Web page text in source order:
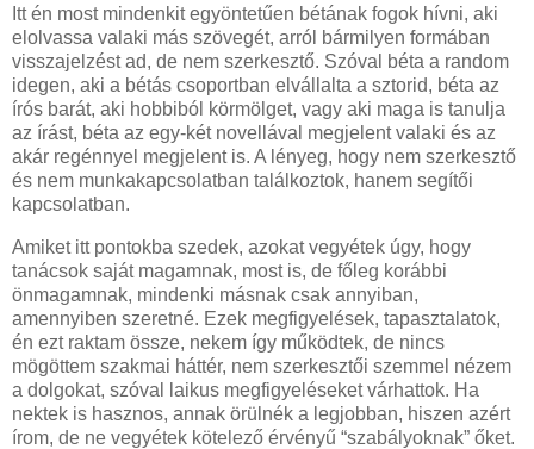
Itt én most mindenkit egyöntetűen bétának fogok hívni, aki
elolvassa valaki más szövegét, arról bármilyen formában
visszajelzést ad, de nem szerkesztő. Szóval béta a random
idegen, aki a bétás csoportban elvállalta a sztorid, béta az
írós barát, aki hobbiból körmölget, vagy aki maga is tanulja
az írást, béta az egy-két novellával megjelent valaki és az
akár regénnyel megjelent is. A lényeg, hogy nem szerkesztő
és nem munkakapcsolatban találkoztok, hanem segítői
kapcsolatban.
Amiket itt pontokba szedek, azokat vegyétek úgy, hogy
tanácsok saját magamnak, most is, de főleg korábbi
önmagamnak, mindenki másnak csak annyiban,
amennyiben szeretné. Ezek megfigyelések, tapasztalatok,
én ezt raktam össze, nekem így működtek, de nincs
mögöttem szakmai háttér, nem szerkesztői szemmel nézem
a dolgokat, szóval laikus megfigyeléseket várhattok. Ha
nektek is hasznos, annak örülnék a legjobban, hiszen azért
írom, de ne vegyétek kötelező érvényű “szabályoknak” őket.